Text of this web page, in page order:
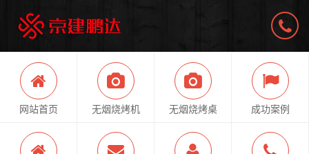
网站首页 无烟烧烤机 无烟烧烤桌 成功案例